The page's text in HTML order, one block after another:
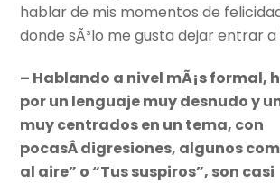
hablar de mis momentos de
donde sÃ³lo me gusta dejar entrar a
– Hablando a nivel mÃ¡s formal,
por un lenguaje muy desnudo y
muy centrados en un tema, con
pocasÂ digresiones, algunos
al aire” o “Tus suspiros”, son casi